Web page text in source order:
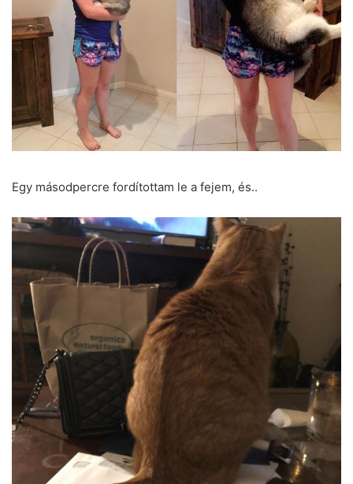
Egy másodpercre fordítottam le a fejem, és..